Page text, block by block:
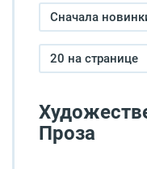
Сначала
20 на странице
Проза